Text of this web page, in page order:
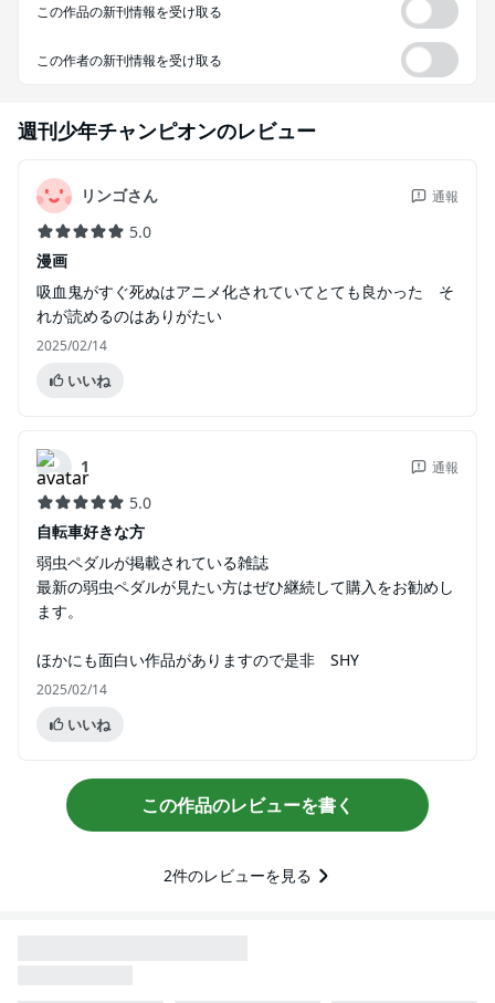
この作品の新刊情報を受け取る
この作者の新刊情報を受け取る
週刊少年チャンピオンのレビュー
リンゴさん 通報
5.0
漫画
吸血鬼がすぐ死ぬはアニメ化されていてとても良かった そ
れが読めるのはありがたい
2025/02/14
いいね
1 通報
5.0
自転車好きな方
弱虫ペダルが掲載されている雑誌
最新の弱虫ペダルが見たい方はぜひ継続して購入をお勧めし
ます。
ほかにも面白い作品がありますので是非 SHY
2025/02/14
いいね
この作品のレビューを書く
2件のレビューを見る